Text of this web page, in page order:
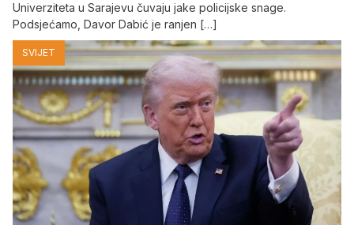
Univerziteta u Sarajevu čuvaju jake policijske snage.
Podsjećamo, Davor Dabić je ranjen […]
SVIJET